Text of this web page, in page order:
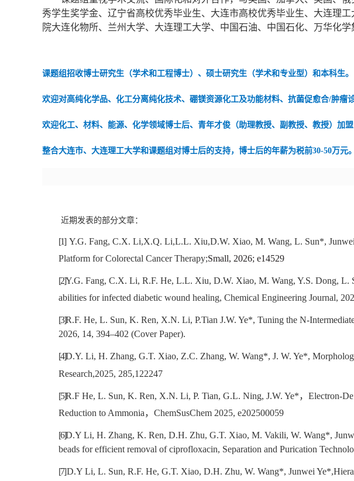
秀学生奖学金、辽宁省高校优秀毕业生、大连市高校优秀毕业生、大连理
院大连化物所、兰州大学、大连理工大学、中国石油、中国石化、 万华化学
课题组招收博士研究生（学术和工程博士）、 硕士研究生（学术和专业型）和本科生。
欢迎对高纯化学品、 化工分离纯化技术、硼镁资源化工及功能材料、 抗菌促愈合/肿瘤
欢迎化工、材料、能源、化学领域博士后、青年才俊（助理教授、副教授、教授）加盟
整合大连市、大连理工大学和课题组对博士后的支持，博士后的年薪为税前30-50万元。
近期发表的部分文章：
[1] Y.G. Fang, C.X. Li,X.Q. Li,L.L. Xiu,D.W. Xiao, M. Wang, L. Sun*,
Platform for Colorectal Cancer Therapy;Small, 2026; e14529
[2]Y.G. Fang, C.X. Li, R.F. He, L.L. Xiu, D.W. Xiao, M. Wang, Y.S. Dong, L.
abilities for infected diabetic wound healing, Chemical Engineering Journal,
[3]R.F. He, L. Sun, K. Ren, X.N. Li, P.Tian J.W. Ye*, Tuning the N-
2026, 14, 394–402 (Cover Paper).
[4]D.Y. Li, H. Zhang, G.T. Xiao, Z.C. Zhang, W. Wang*, J. W. Ye*,
Research,2025, 285,122247
[5]R.F He, L. Sun, K. Ren, X.N. Li, P. Tian, G.L. Ning, J.W. Ye*， Electron-
Reduction to Ammonia， ChemSusChem 2025, e202500059
[6]D.Y Li, H. Zhang, K. Ren, D.H. Zhu, G.T. Xiao, M. Vakili, W. Wang*,
beads for efficient removal of ciprofloxacin, Separation and Purication
[7]D.Y Li, L. Sun, R.F. He, G.T. Xiao, D.H. Zhu, W. Wang*, Junwei